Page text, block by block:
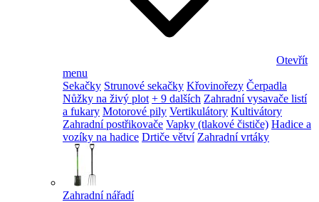
Otevřít
menu
Sekačky Strunové sekačky Křovinořezy Čerpadla
Nůžky na živý plot + 9 dalších Zahradní vysavače listí
a fukary Motorové pily Vertikulátory Kultivátory
Zahradní postřikovače Vapky (tlakové čističe) Hadice a
vozíky na hadice Drtiče větví Zahradní vrtáky
Zahradní nářadí